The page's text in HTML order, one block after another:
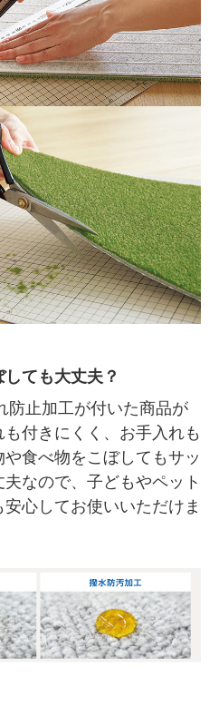
ても大丈夫？
防止加工が付いた商品が
付きにくく、お手入れも
食べ物をこぼしてもサッ
なので、子どもやペット
心してお使いいただけま